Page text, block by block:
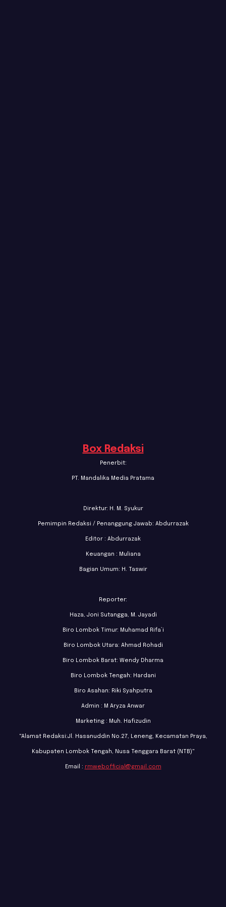
Box Redaksi
Penerbit:
PT. Mandalika Media Pratama
Direktur: H. M. Syukur
Pemimpin Redaksi / Penanggung Jawab: Abdurrazak
Editor : Abdurrazak
Keuangan : Muliana
Bagian Umum: H. Taswir
Reporter:
Haza, Joni Sutangga, M. Jayadi
Biro Lombok Timur: Muhamad Rifa’i
Biro Lombok Utara: Ahmad Rohadi
Biro Lombok Barat: Wendy Dharma
Biro Lombok Tengah: Hardani
Biro Asahan: Riki Syahputra
Admin : M Aryza Anwar
Marketing : Muh. Hafizudin
"Alamat Redaksi:Jl. Hasanuddin No.27, Leneng, Kecamatan Praya,
Kabupaten Lombok Tengah, Nusa Tenggara Barat (NTB)"
Email : rmwebofficial@gmail.com